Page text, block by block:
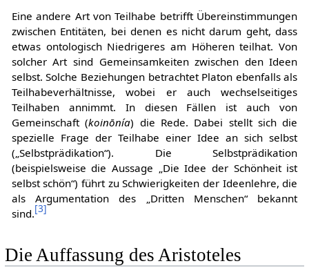
Eine andere Art von Teilhabe betrifft Übereinstimmungen
zwischen Entitäten, bei denen es nicht darum geht, dass
etwas ontologisch Niedrigeres am Höheren teilhat. Von
solcher Art sind Gemeinsamkeiten zwischen den Ideen
selbst. Solche Beziehungen betrachtet Platon ebenfalls als
Teilhabeverhältnisse, wobei er auch wechselseitiges
Teilhaben annimmt. In diesen Fällen ist auch von
Gemeinschaft (koinōnía) die Rede. Dabei stellt sich die
spezielle Frage der Teilhabe einer Idee an sich selbst
(„Selbstprädikation“). Die Selbstprädikation
(beispielsweise die Aussage „Die Idee der Schönheit ist
selbst schön“) führt zu Schwierigkeiten der Ideenlehre, die
als Argumentation des „Dritten Menschen“ bekannt
sind.[3]
Die Auffassung des Aristoteles